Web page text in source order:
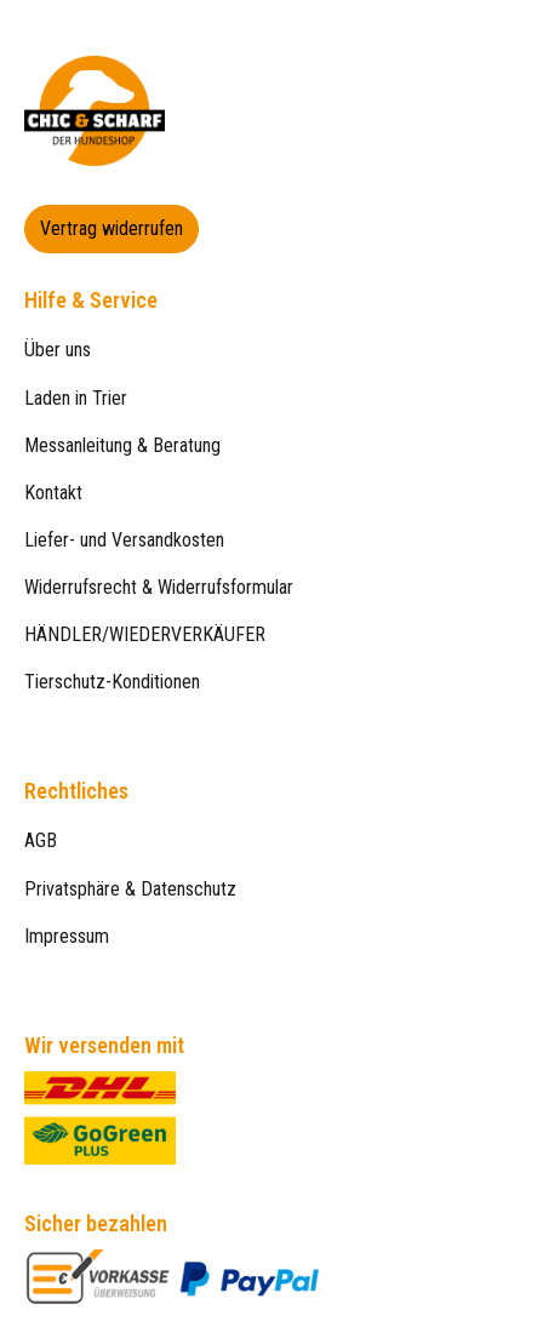
Vertrag widerrufen
Hilfe & Service
Über uns
Laden in Trier
Messanleitung & Beratung
Kontakt
Liefer- und Versandkosten
Widerrufsrecht & Widerrufsformular
HÄNDLER/WIEDERVERKÄUFER
Tierschutz-Konditionen
Rechtliches
AGB
Privatsphäre & Datenschutz
Impressum
Wir versenden mit
Sicher bezahlen